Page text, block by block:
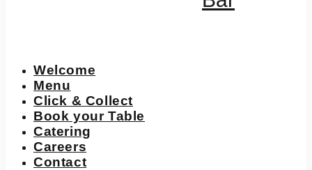
Welcome
Menu
Click & Collect
Book your Table
Catering
Careers
Contact